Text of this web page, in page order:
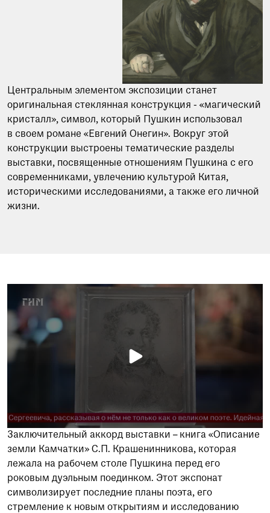
Центральным элементом экспозиции станет
оригинальная стеклянная конструкция - «магический
кристалл», символ, который Пушкин использовал
в своем романе «Евгений Онегин». Вокруг этой
конструкции выстроены тематические разделы
выставки, посвященные отношениям Пушкина с его
современниками, увлечению культурой Китая,
историческими исследованиями, а также его личной
жизни.
Заключительный аккорд выставки – книга «Описание
земли Камчатки» С.П. Крашенинникова, которая
лежала на рабочем столе Пушкина перед его
роковым дуэльным поединком. Этот экспонат
символизирует последние планы поэта, его
стремление к новым открытиям и исследованию